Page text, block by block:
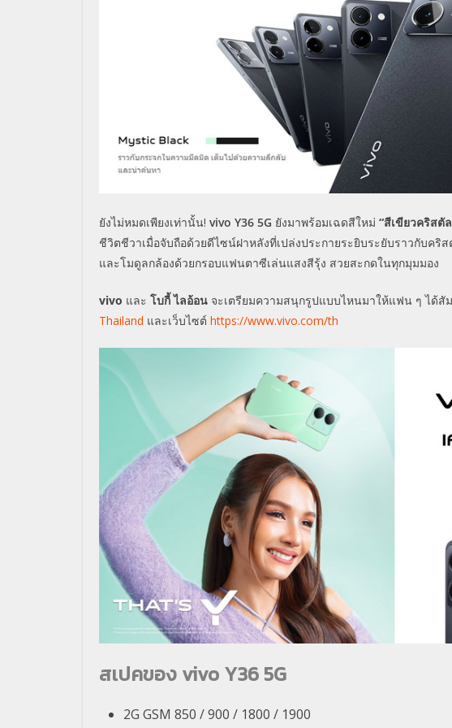
ยังไม่หมดเพียงเท่านั้น! vivo Y36 5G ยังมาพร้อมเฉดสีใหม่ “สีเขียวคริสตั
ชีวิตชีวาเมื่อจับถือด้วยดีไซน์ฝาหลังที่เปล่งประกายระยิบระยับราวกับคริ
และโมดูลกล้องด้วยกรอบแฟนตาซีเล่นแสงสีรุ้ง สวยสะกดในทุกมุมมอง
vivo และ โบกี้ ไลอ้อน จะเตรียมความสนุกรูปแบบไหนมาให้แฟน ๆ ได้สั
Thailand และเว็บไซต์ https://www.vivo.com/th
สเปคของ vivo Y36 5G
2G GSM 850 / 900 / 1800 / 1900